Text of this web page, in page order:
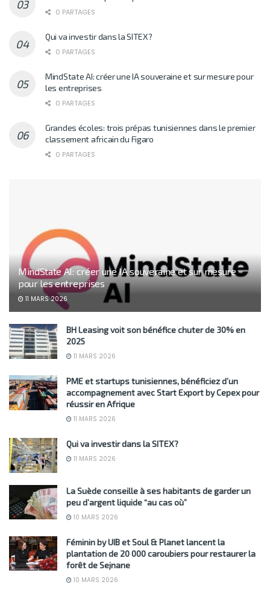
0 PARTAGES
Qui va investir dans la SITEX?
0 PARTAGES
MindState AI: créer une IA souveraine et sur mesure pour
les entreprises
0 PARTAGES
Grandes écoles: trois prépas tunisiennes dans le premier
classement africain du Figaro
0 PARTAGES
MindState AI: créer une IA souveraine et sur mesure
pour les entreprises
11 MARS 2026
BH Leasing voit son bénéfice chuter de 30% en
2025
11 MARS 2026
PME et startups tunisiennes, bénéficiez d’un
accompagnement avec Start Export by Cepex pour
réussir en Afrique
11 MARS 2026
Qui va investir dans la SITEX?
11 MARS 2026
La Suède conseille à ses habitants de garder un
peu d’argent liquide “au cas où”
10 MARS 2026
Féminin by UIB et Soul & Planet lancent la
plantation de 20 000 caroubiers pour restaurer la
forêt de Sejnane
10 MARS 2026